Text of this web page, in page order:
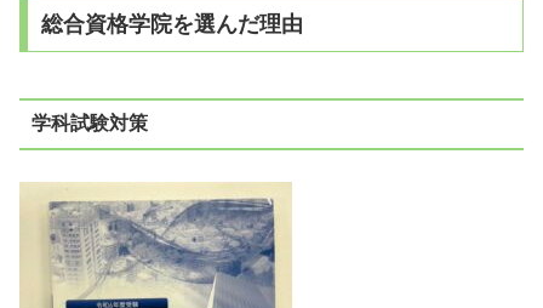
総合資格学院を選んだ理由
学科試験対策